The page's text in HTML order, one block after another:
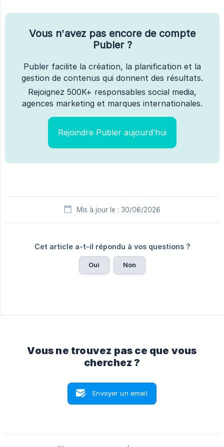
Vous n’avez pas encore de compte
Publer ?
Publer facilite la création, la planification et la
gestion de contenus qui donnent des résultats.
Rejoignez 500K+ responsables social media,
agences marketing et marques internationales.
Rejoindre Publer aujourd’hui
Mis à jour le : 30/06/2026
Cet article a-t-il répondu à vos questions ?
Oui Non
Vous ne trouvez pas ce que vous
cherchez ?
Envoyer un email